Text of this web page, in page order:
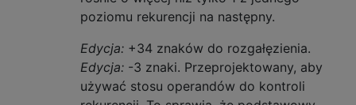
poziomu rekurencji na następny.
Edycja: +34 znaków do rozgałęzienia.
Edycja: -3 znaki. Przeprojektowany, aby
używać stosu operandów do kontroli